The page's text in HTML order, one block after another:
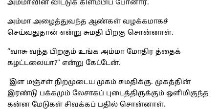
அம்மாவின் விட்டுக் கிளம்பிப் போனார்.
அம்மா அழைத்துவந்த ஆண்கள் வழக்கமாகச்
செய்வதுதான் என்று சுமதி பிறகு சொன்னாள்.
“வாசு வந்த பிறகும் உங்க அம்மா மோதிர த்தைக்
கழட்டலையா?” என்று கேட்டேன்.
இள மஞ்சள் நிறமுடைய முகம் சுமதிக்கு. முகத்தின்
இரண்டு பக்கமும் லேசாகப் புடைத்திருக்கும் ஒளிமிகுந்த
கன்ன மேடுகள் சிவக்கப் பதில் சொன்னாள்.